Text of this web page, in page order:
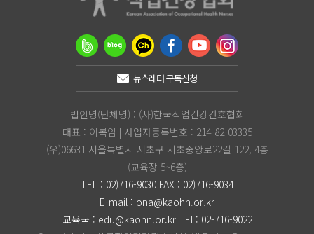
법인명(단체명) : (사)한국직업건강간호협회
대표 : 이복임 | 사업자등록번호 : 214-82-03335
(우)06631 서울특별시 서초구 서초중앙로22길 122, 4층
(교육장 5~6층)
TEL : 02)716-9030 FAX : 02)716-9034
E-mail : ona@kaohn.or.kr
교육국 : edu@kaohn.or.krTEL: 02-716-9022
뉴스레터 구독신청